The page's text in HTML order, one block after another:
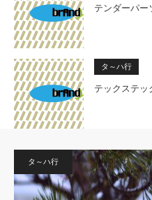
テンダーパー
タ～ハ行
テックステッ
タ～ハ行